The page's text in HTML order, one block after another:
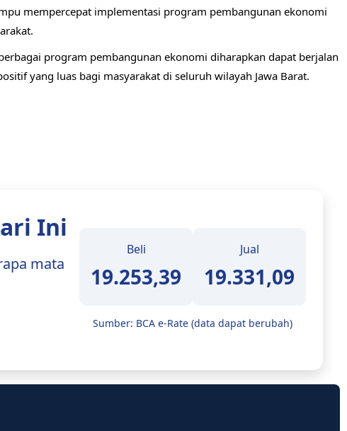
mempercepat implementasi program pembangunan ekonomi
program pembangunan ekonomi diharapkan dapat berjalan
yang luas bagi masyarakat di seluruh wilayah Jawa Barat.
Ini
mata
Beli
19.253,39
Jual
19.331,09
Sumber: BCA e-Rate (data dapat berubah)